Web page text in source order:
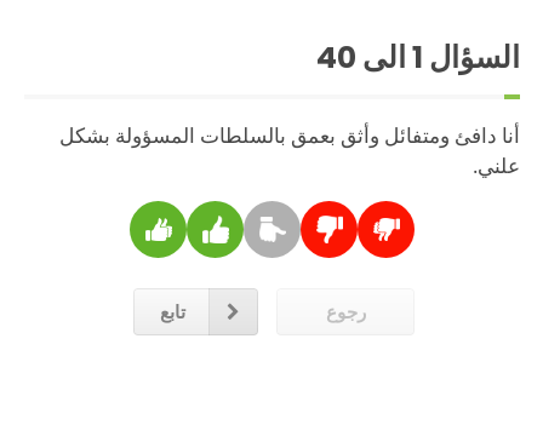
السؤال 1الى 40
أنا دافئ ومتفائل وأثق بعمق بالسلطات المسؤولة بشكل
علني.
رجوع تابع